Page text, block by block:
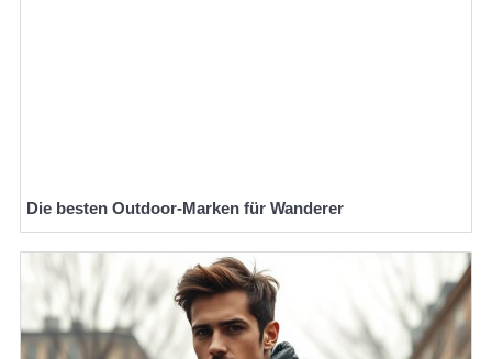
Die besten Outdoor-Marken für Wanderer